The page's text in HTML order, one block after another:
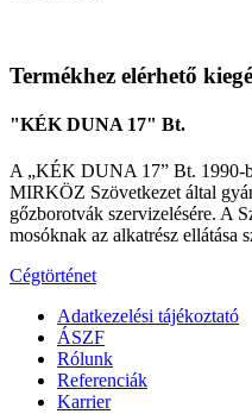
Termékhez elérhető
"KÉK DUNA 17" Bt.
A „KÉK DUNA 17” Bt. 1990-
MIRKÖZ Szövetkezet által
gőzborotvák szervizelésére. A
mosóknak az alkatrész ellátása
Cégtörténet
Adatkezelési tájékoztató
ÁSZF
Rólunk
Referenciák
Karrier